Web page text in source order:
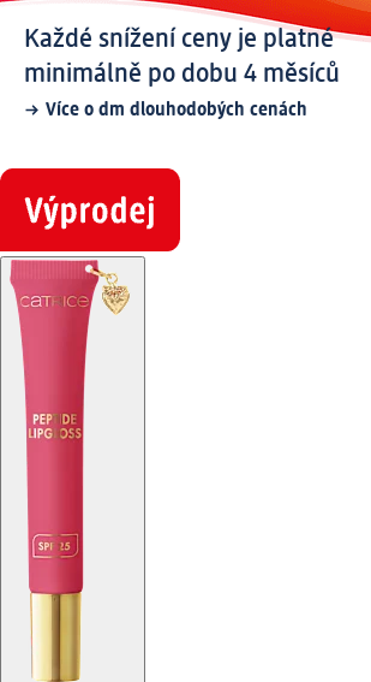
Každé snížení ceny je platné
minimálně po dobu 4 měsíců
Více o dm dlouhodobých cenách